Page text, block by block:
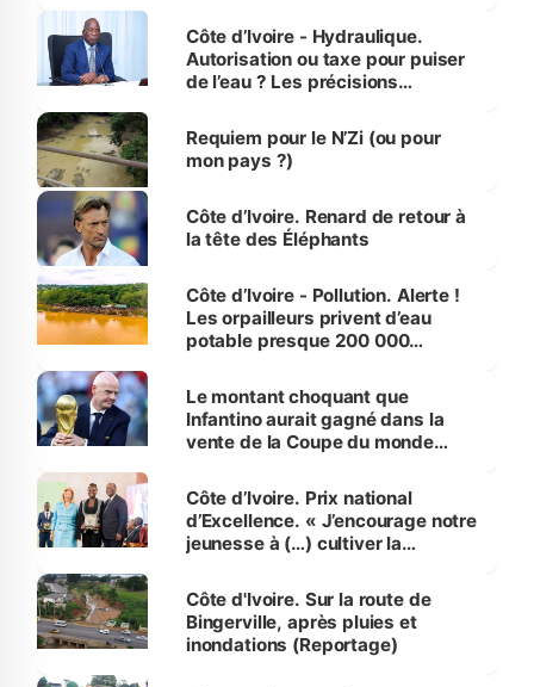
Côte d’Ivoire - Hydraulique.
Autorisation ou taxe pour puiser
de l’eau ? Les précisions
Requiem pour le N’Zi (ou pour
mon pays ?)
Côte d’Ivoire. Renard de retour à
la tête des Éléphants
Côte d’Ivoire - Pollution. Alerte !
Les orpailleurs privent d’eau
potable presque 200 000
Le montant choquant que
Infantino aurait gagné dans la
vente de la Coupe du monde
Côte d’Ivoire. Prix national
d’Excellence. « J’encourage notre
jeunesse à (…) cultiver la
(Alassane Ouattara
Côte d'Ivoire. Sur la route de
Bingerville, après pluies et
inondations (Reportage)